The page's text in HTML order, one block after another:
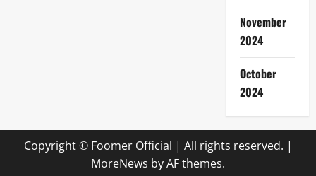
November
2024
October
2024
Copyright © Foomer Official | All rights reserved. |
MoreNews by AF themes.